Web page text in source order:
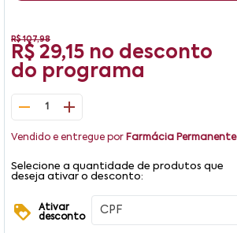
R$ 107,98
R$ 29,15 no desconto
do programa
1
Vendido e entregue por Farmácia Permanente
Selecione a quantidade de produtos que
deseja ativar o desconto:
Ativar
desconto